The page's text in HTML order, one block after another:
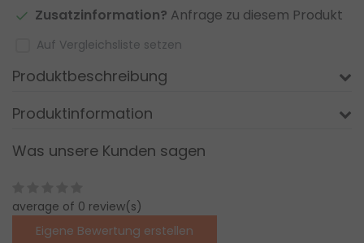
Zusatzinformation? Anfrage zu diesem Produkt
Auf Vergleichsliste setzen
Produktbeschreibung
Produktinformation
Was unsere Kunden sagen
average of 0 review(s)
Eigene Bewertung erstellen